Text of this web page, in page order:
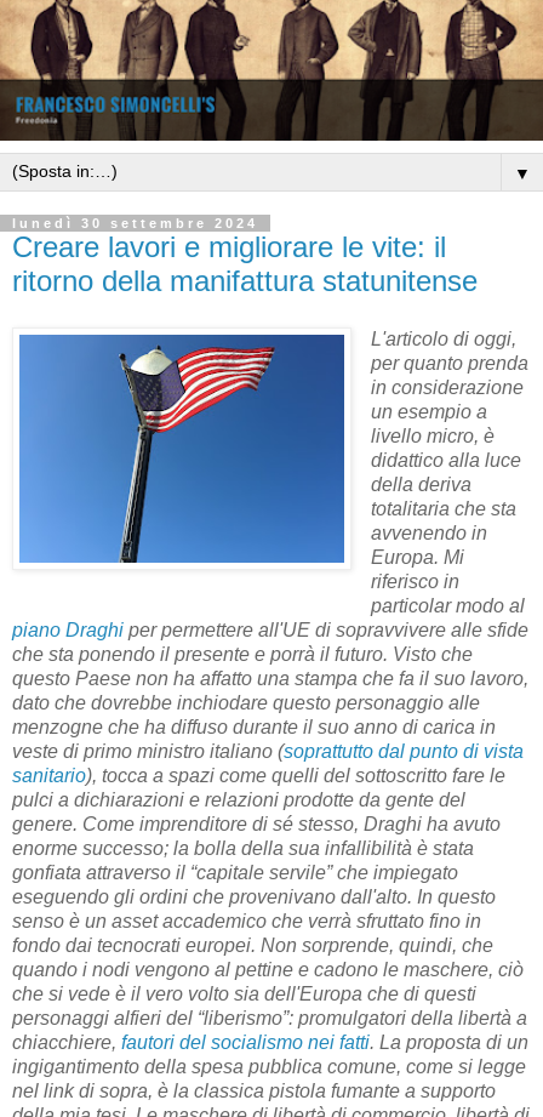
▼
lunedì 30 settembre 2024
Creare lavori e migliorare le vite: il
ritorno della manifattura statunitense
L'articolo di oggi,
per quanto prenda
in considerazione
un esempio a
livello micro, è
didattico alla luce
della deriva
totalitaria che sta
avvenendo in
Europa. Mi
riferisco in
particolar modo al
piano Draghi per permettere all'UE di sopravvivere alle sfide
che sta ponendo il presente e porrà il futuro. Visto che
questo Paese non ha affatto una stampa che fa il suo lavoro,
dato che dovrebbe inchiodare questo personaggio alle
menzogne che ha diffuso durante il suo anno di carica in
veste di primo ministro italiano (soprattutto dal punto di vista
sanitario), tocca a spazi come quelli del sottoscritto fare le
pulci a dichiarazioni e relazioni prodotte da gente del
genere. Come imprenditore di sé stesso, Draghi ha avuto
enorme successo; la bolla della sua infallibilità è stata
gonfiata attraverso il “capitale servile” che impiegato
eseguendo gli ordini che provenivano dall'alto. In questo
senso è un asset accademico che verrà sfruttato fino in
fondo dai tecnocrati europei. Non sorprende, quindi, che
quando i nodi vengono al pettine e cadono le maschere, ciò
che si vede è il vero volto sia dell'Europa che di questi
personaggi alfieri del “liberismo”: promulgatori della libertà a
chiacchiere, fautori del socialismo nei fatti. La proposta di un
ingigantimento della spesa pubblica comune, come si legge
nel link di sopra, è la classica pistola fumante a supporto